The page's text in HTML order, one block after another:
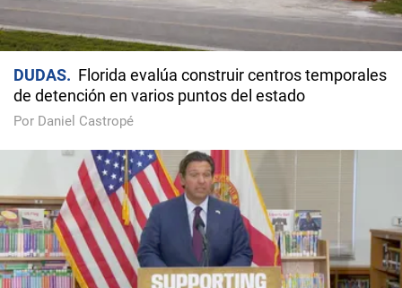
DUDAS
Florida evalúa construir centros temporales
de detención en varios puntos del estado
Por Daniel Castropé